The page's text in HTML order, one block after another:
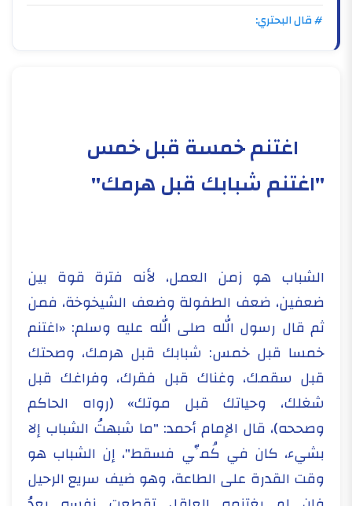
# قال البحتري:
اغتنم خمسة قبل خمس
"اغتنم شبابك قبل هرمك"
الشباب هو زمن العمل، لأنه فترة قوة بين
ضعفين، ضعف الطفولة وضعف الشيخوخة، فمن
ثم قال رسول الله صلى الله عليه وسلم: «اغتنم
خمسا قبل خمس: شبابك قبل هرمك، وصحتك
قبل سقمك، وغناك قبل فقرك، وفراغك قبل
شغلك، وحياتك قبل موتك» (رواه الحاكم
وصححه)، قال الإمام أحمد: "ما شبهتُ الشباب إلا
بشيء، كان في كُمِّي فسقط"، إن الشباب هو
وقت القدرة على الطاعة، وهو ضيف سريع الرحيل